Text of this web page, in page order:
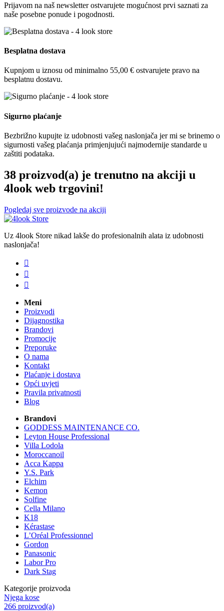
Prijavom na naš newsletter ostvarujete mogućnost prvi saznati za
naše posebne ponude i pogodnosti.
Besplatna dostava
Kupnjom u iznosu od minimalno 55,00 € ostvarujete pravo na
besplatnu dostavu.
Sigurno plaćanje
Bezbrižno kupujte iz udobnosti vašeg naslonjača jer mi se brinemo o
sigurnosti vašeg plaćanja primjenjujući najmodernije standarde u
zaštiti podataka.
38 proizvod(a) je trenutno na akciji u
4look web trgovini!
Pogledaj sve proizvode na akciji
Uz 4look Store nikad lakše do profesionalnih alata iz udobnosti
naslonjača!



Meni
Proizvodi
Dijagnostika
Brandovi
Promocije
Preporuke
O nama
Kontakt
Plaćanje i dostava
Opći uvjeti
Pravila privatnosti
Blog
Brandovi
GODDESS MAINTENANCE CO.
Leyton House Professional
Villa Lodola
Moroccanoil
Acca Kappa
Y.S. Park
Elchim
Kemon
Solfine
Cella Milano
K18
Kérastase
L’Oréal Professionnel
Gordon
Panasonic
Labor Pro
Dark Stag
Kategorije proizvoda
Njega kose
266 proizvod(a)